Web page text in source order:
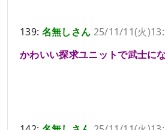
139: 名無しさん 25/11/11(火
かわいい探求ユニットで武士に